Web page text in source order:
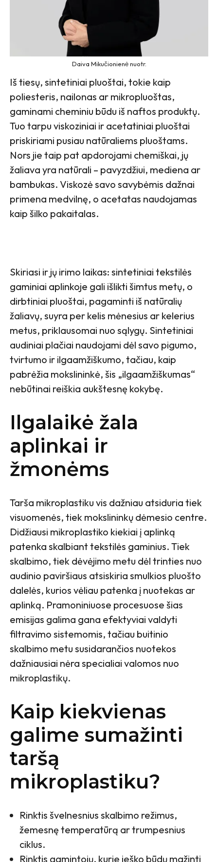
Daiva Mikučionienė nuotr.
Iš tiesų, sintetiniai pluoštai, tokie kaip
poliesteris, nailonas ar mikropluoštas,
gaminami cheminiu būdu iš naftos produktų.
Tuo tarpu viskoziniai ir acetatiniai pluoštai
priskiriami pusiau natūraliems pluoštams.
Nors jie taip pat apdorojami chemiškai, jų
žaliava yra natūrali – pavyzdžiui, mediena ar
bambukas. Viskozė savo savybėmis dažnai
primena medvilnę, o acetatas naudojamas
kaip šilko pakaitalas.
Skiriasi ir jų irimo laikas: sintetiniai tekstilės
gaminiai aplinkoje gali išlikti šimtus metų, o
dirbtiniai pluoštai, pagaminti iš natūralių
žaliavų, suyra per kelis mėnesius ar kelerius
metus, priklausomai nuo sąlygų. Sintetiniai
audiniai plačiai naudojami dėl savo pigumo,
tvirtumo ir ilgaamžiškumo, tačiau, kaip
pabrėžia mokslininkė, šis „ilgaamžiškumas“
nebūtinai reiškia aukštesnę kokybę.
Ilgalaikė žala
aplinkai ir
žmonėms
Tarša mikroplastiku vis dažniau atsiduria tiek
visuomenės, tiek mokslininkų dėmesio centre.
Didžiausi mikroplastiko kiekiai į aplinką
patenka skalbiant tekstilės gaminius. Tiek
skalbimo, tiek dėvėjimo metu dėl trinties nuo
audinio paviršiaus atsiskiria smulkios pluošto
dalelės, kurios vėliau patenka į nuotekas ar
aplinką. Pramoniniuose procesuose šias
emisijas galima gana efektyviai valdyti
filtravimo sistemomis, tačiau buitinio
skalbimo metu susidarančios nuotekos
dažniausiai nėra specialiai valomos nuo
mikroplastikų.
Kaip kiekvienas
galime sumažinti
taršą
mikroplastiku?
Rinktis švelnesnius skalbimo režimus,
žemesnę temperatūrą ar trumpesnius
ciklus.
Rinktis gamintojų, kurie ieško būdų mažinti